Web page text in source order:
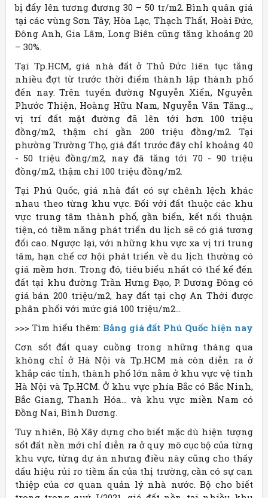
bị đẩy lên tương đương 30 – 50 tr/m2. Bình quân giá
tại các vùng Sơn Tây, Hòa Lạc, Thạch Thất, Hoài Đức,
Đông Anh, Gia Lâm, Long Biên cũng tăng khoảng 20
– 30%.
Tại Tp.HCM, giá nhà đất ở Thủ Đức liên tục tăng
nhiều đợt từ trước thời điểm thành lập thành phố
đến nay. Trên tuyến đường Nguyễn Xiển, Nguyễn
Phước Thiện, Hoàng Hữu Nam, Nguyễn Văn Tăng…,
vị trí đất mặt đường đã lên tới hơn 100 triệu
đồng/m2, thậm chí gần 200 triệu đồng/m2. Tại
phường Trường Thọ, giá đất trước đây chỉ khoảng 40
- 50 triệu đồng/m2, nay đã tăng tới 70 - 90 triệu
đồng/m2, thậm chí 100 triệu đồng/m2.
Tại Phú Quốc, giá nhà đất có sự chênh lệch khác
nhau theo từng khu vực. Đối với đất thuộc các khu
vực trung tâm thành phố, gần biển, kết nối thuận
tiện, có tiềm năng phát triển du lịch sẽ có giá tương
đối cao. Ngược lại, với những khu vực xa vị trí trung
tâm, hạn chế cơ hội phát triển về du lịch thường có
giá mềm hơn. Trong đó, tiêu biểu nhất có thể kể đến
đất tại khu đường Trần Hưng Đạo, P. Dương Đông có
giá bán 200 triệu/m2, hay đất tại chợ An Thới được
phân phối với mức giá 100 triệu/m2…
>>> Tìm hiểu thêm: Bảng giá đất Phú Quốc hiện nay
Cơn sốt đất quay cuồng trong những tháng qua
không chỉ ở Hà Nội và Tp.HCM mà còn diễn ra ở
khắp các tỉnh, thành phố lớn nằm ở khu vực vệ tinh
Hà Nội và Tp.HCM. Ở khu vực phía Bắc có Bắc Ninh,
Bắc Giang, Thanh Hóa... và khu vực miền Nam có
Đồng Nai, Bình Dương.
Tuy nhiên, Bộ Xây dựng cho biết mặc dù hiện tượng
sốt đất nền mới chỉ diễn ra ở quy mô cục bộ của từng
khu vực, từng dự án nhưng điều này cũng cho thấy
dấu hiệu rủi ro tiềm ẩn của thị trường, cần có sự can
thiệp của cơ quan quản lý nhà nước. Bộ cho biết